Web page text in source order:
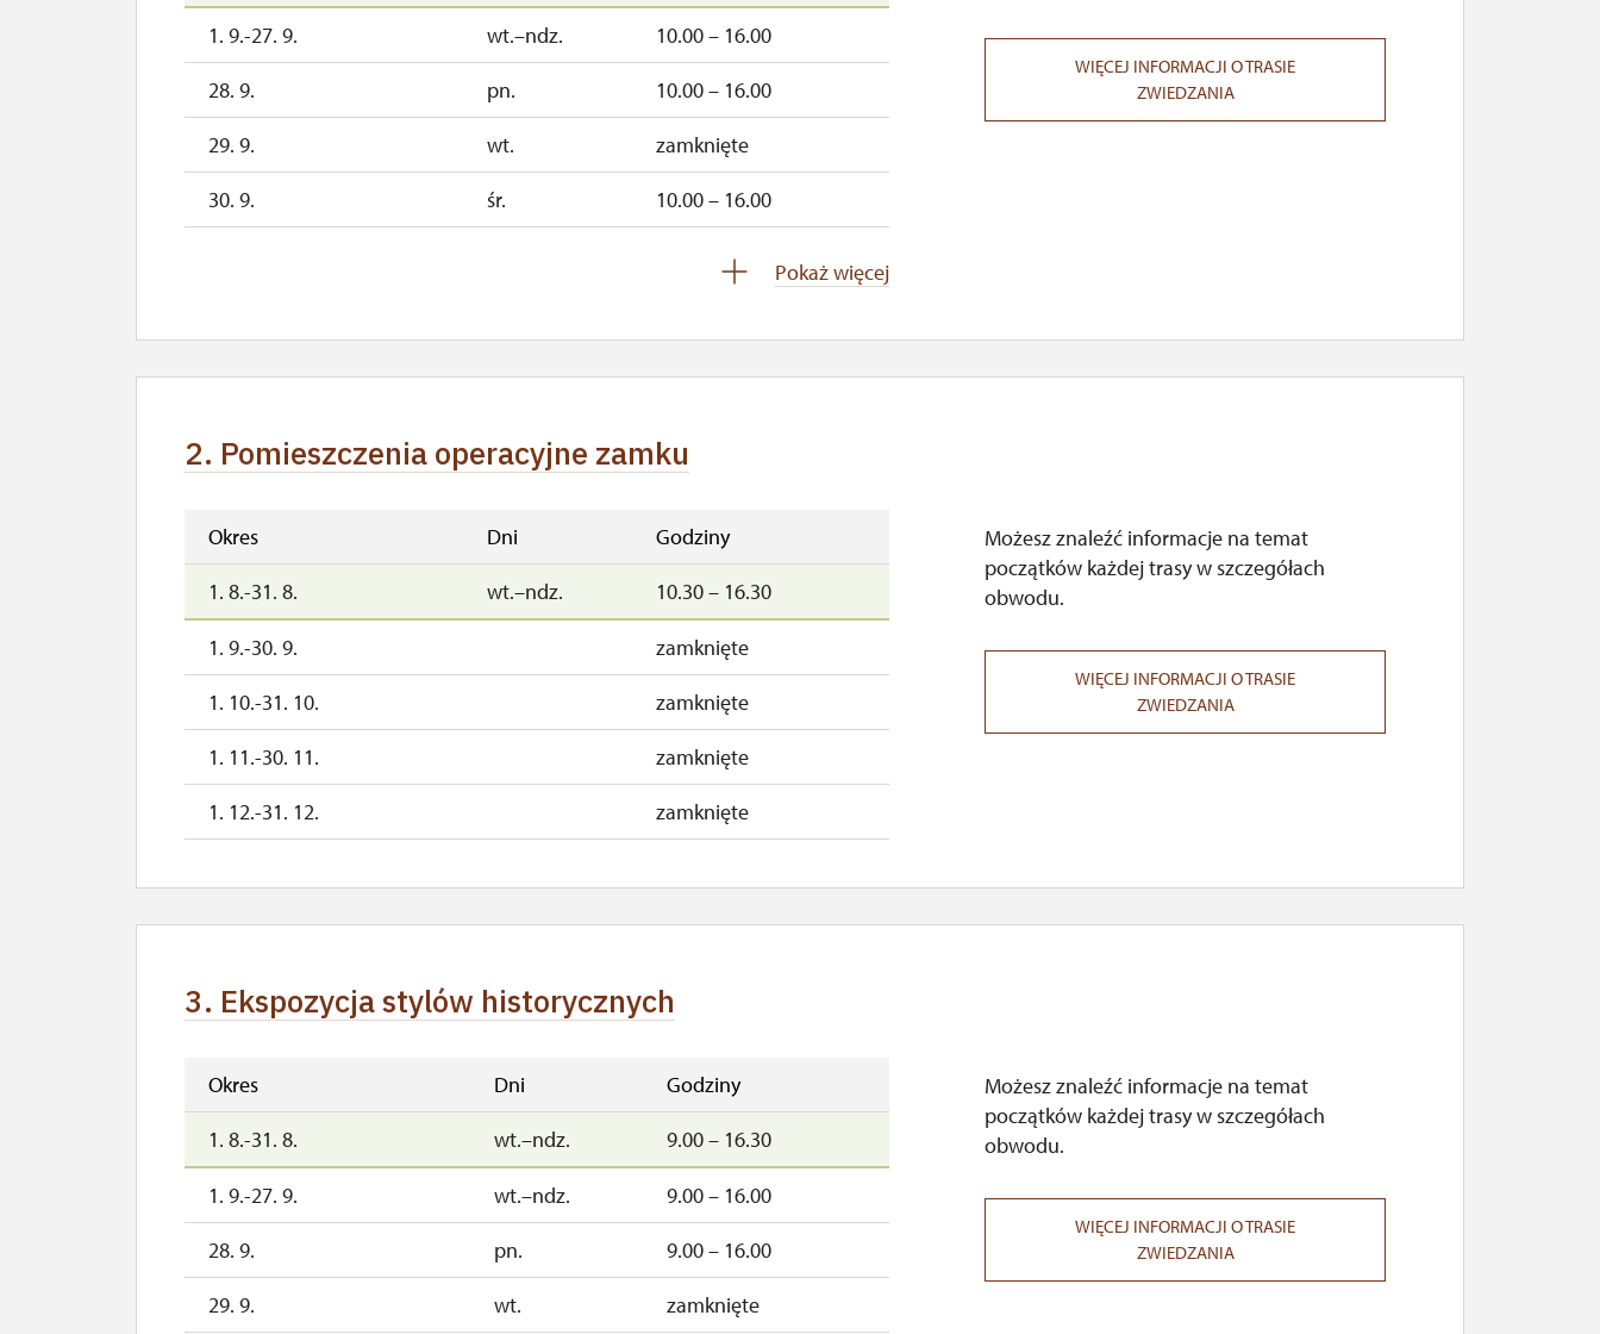
1. 9.-27. 9. wt.–ndz.
10.00 – 16.00
28. 9.
pn.
10.00 – 16.00
29. 9.
wt.
zamknięte
30. 9.
śr.
10.00 – 16.00
10.00 – 15.00
28. 10.-31. 10.
śr.–sob.
10.00 – 15.00
1. 11.
ndz.
10.00 – 15.00
2. 11.-30. 11.
zamknięte
1. 12.-31. 12.
zamknięte
Pokaż więcej
WIĘCEJ INFORMACJI O TRASIE
ZWIEDZANIA
2. Pomieszczenia operacyjne zamku
Okres Dni
Godziny
1. 8.-31. 8.
wt.–ndz. 10.30 – 16.30
1. 9.-30. 9.
zamknięte
1. 10.-31. 10.
zamknięte
1. 11.-30. 11.
zamknięte
1. 12.-31. 12.
zamknięte
Możesz znaleźć informacje na temat
początków każdej trasy w szczegółach
obwodu.
WIĘCEJ INFORMACJI O TRASIE
ZWIEDZANIA
3. Ekspozycja stylów historycznych
Okres Dni
Godziny
1. 8.-31. 8.
wt.–ndz. 9.00 – 16.30
1. 9.-27. 9. wt.–ndz.
9.00 – 16.00
28. 9.
pn.
9.00 – 16.00
29. 9.
wt.
zamknięte
Możesz znaleźć informacje na temat
początków każdej trasy w szczegółach
obwodu.
WIĘCEJ INFORMACJI O TRASIE
ZWIEDZANIA